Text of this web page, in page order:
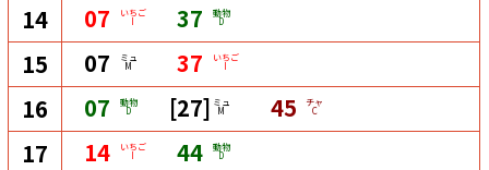
14 07 いちご
I 37 動物
D
15 07 ミュ
M 37 いちご
I
16 07 動物
D [27] ミュ
M 45 チャ
C
17 14 いちご
I 44 動物
D